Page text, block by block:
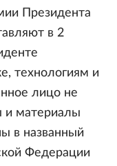
Президента
в 2
технологиям и
лицо не
и материалы
в названный
Федерации